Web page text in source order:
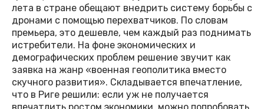
лета в стране обещают внедрить систему борьбы с
дронами с помощью перехватчиков. По словам
премьера, это дешевле, чем каждый раз поднимать
истребители. На фоне экономических и
демографических проблем решение звучит как
заявка на жанр «военная геополитика вместо
скучного развития». Складывается впечатление,
что в Риге решили: если уж не получается